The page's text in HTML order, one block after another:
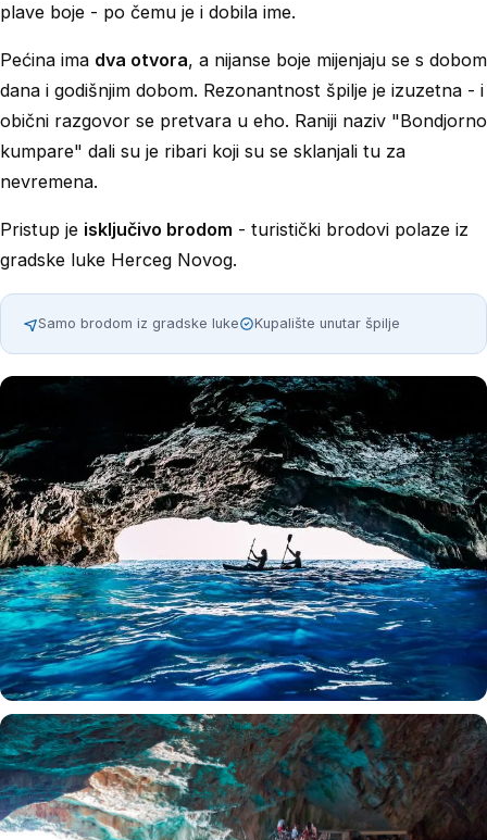
plave boje - po čemu je i dobila ime.
Pećina ima dva otvora, a nijanse boje mijenjaju se s dobom
dana i godišnjim dobom. Rezonantnost špilje je izuzetna - i
obični razgovor se pretvara u eho. Raniji naziv "Bondjorno
kumpare" dali su je ribari koji su se sklanjali tu za
nevremena.
Pristup je isključivo brodom - turistički brodovi polaze iz
gradske luke Herceg Novog.
Samo brodom iz gradske luke Kupalište unutar špilje